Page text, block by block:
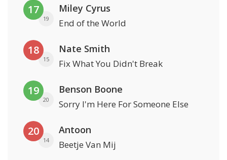
17
19
Miley Cyrus
End of the World
18
15
Nate Smith
Fix What You Didn't Break
19
20
Benson Boone
Sorry I'm Here For Someone Else
20
14
Antoon
Beetje Van Mij